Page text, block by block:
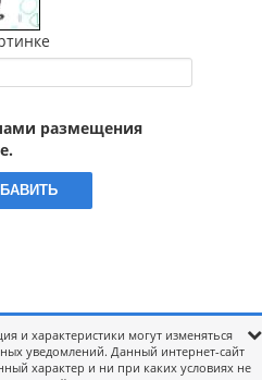
размещения
и характеристики могут изменяться
уведомлений. Данный интернет-сайт
характер и ни при каких условиях не